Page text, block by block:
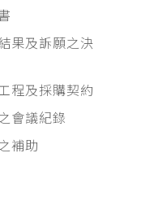
果及訴願之決
程及採購契約
會議紀錄
補助